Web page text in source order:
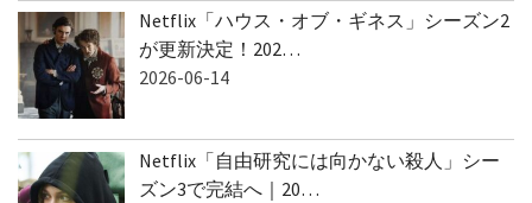
Netflix「ハウス・オブ・ギネス」シーズン2
が更新決定！202…
2026-06-14
Netflix「自由研究には向かない殺人」シー
ズン3で完結へ｜20…